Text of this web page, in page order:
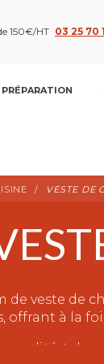
150€/HT 03 25 70
PRÉPARATION
VESTE DE
de veste
offrant à la
tels